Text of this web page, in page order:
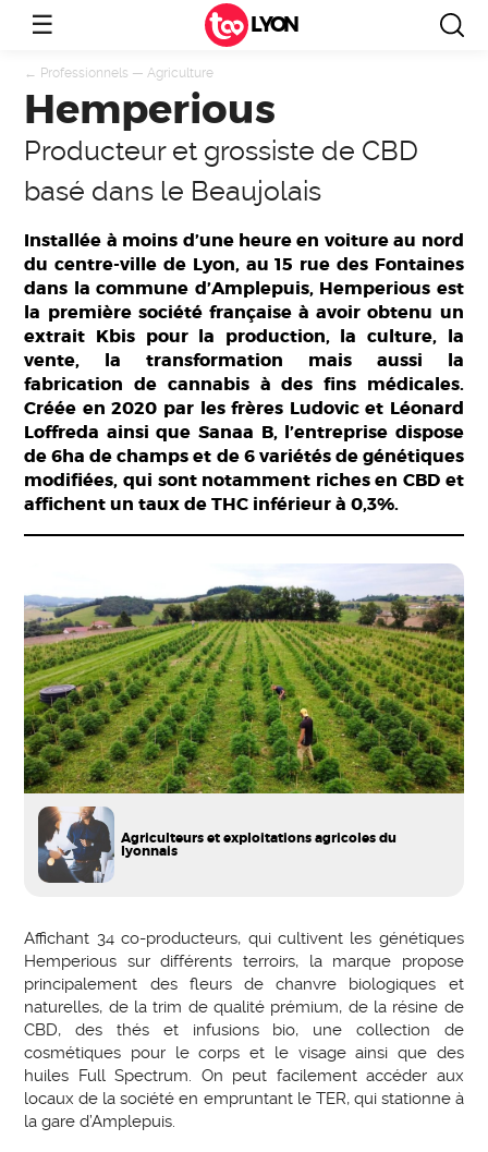
☰ LYON
← Professionnels — Agriculture
Hemperious
Producteur et grossiste de CBD
basé dans le Beaujolais
Installée à moins d’une heure en voiture au nord
du centre-ville de Lyon, au 15 rue des Fontaines
dans la commune d’Amplepuis, Hemperious est
la première société française à avoir obtenu un
extrait Kbis pour la production, la culture, la
vente, la transformation mais aussi la
fabrication de cannabis à des fins médicales.
Créée en 2020 par les frères Ludovic et Léonard
Loffreda ainsi que Sanaa B, l’entreprise dispose
de 6ha de champs et de 6 variétés de génétiques
modifiées, qui sont notamment riches en CBD et
affichent un taux de THC inférieur à 0,3%.
Agriculteurs et exploitations agricoles du
lyonnais
Affichant 34 co-producteurs, qui cultivent les génétiques
Hemperious sur différents terroirs, la marque propose
principalement des fleurs de chanvre biologiques et
naturelles, de la trim de qualité prémium, de la résine de
CBD, des thés et infusions bio, une collection de
cosmétiques pour le corps et le visage ainsi que des
huiles Full Spectrum. On peut facilement accéder aux
locaux de la société en empruntant le TER, qui stationne à
la gare d’Amplepuis.